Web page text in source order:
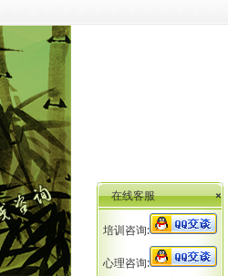
在线客服 ×
培训咨询:
心理咨询: